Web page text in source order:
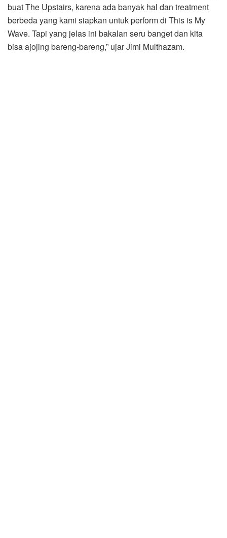
buat The Upstairs, karena ada banyak hal dan treatment
berbeda yang kami siapkan untuk perform di This is My
Wave. Tapi yang jelas ini bakalan seru banget dan kita
bisa ajojing bareng-bareng,” ujar Jimi Multhazam.